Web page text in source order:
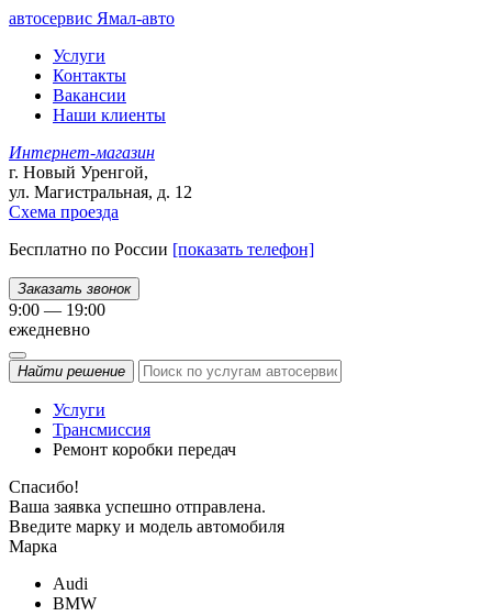
автосервис Ямал-авто
Услуги
Контакты
Вакансии
Наши клиенты
Интернет-магазин
г. Новый Уренгой,
ул. Магистральная, д. 12
Схема проезда
Бесплатно по России [показать телефон]
Заказать звонок
9:00 — 19:00
ежедневно
Найти решение
Услуги
Трансмиссия
Ремонт коробки передач
Спасибо!
Ваша заявка успешно отправлена.
Введите марку и модель автомобиля
Марка
Audi
BMW